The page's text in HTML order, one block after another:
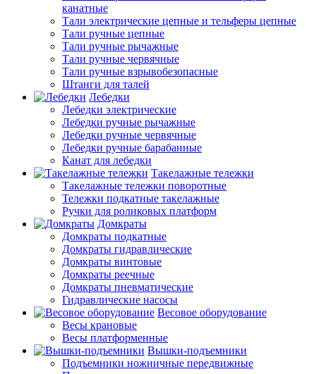
канатные
Тали электрические цепные и тельферы цепные
Тали ручные цепные
Тали ручные рычажные
Тали ручные червячные
Тали ручные взрывобезопасные
Штанги для талей
Лебедки
Лебедки электрические
Лебедки ручные рычажные
Лебедки ручные червячные
Лебедки ручные барабанные
Канат для лебедки
Такелажные тележки
Такелажные тележки поворотные
Тележки подкатные такелажные
Ручки для роликовых платформ
Домкраты
Домкраты подкатные
Домкраты гидравлические
Домкраты винтовые
Домкраты реечные
Домкраты пневматические
Гидравлические насосы
Весовое оборудование
Весы крановые
Весы платформенные
Вышки-подъемники
Подъемники ножничные передвижные